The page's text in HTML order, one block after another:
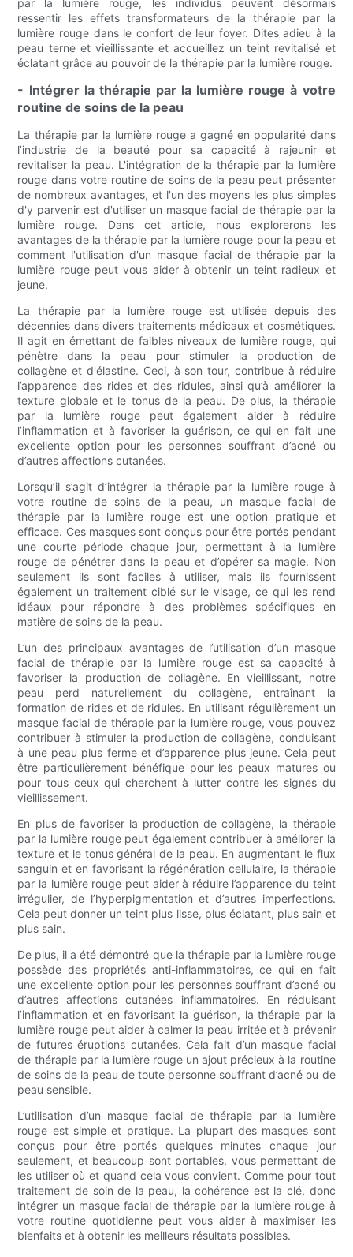
par la lumière rouge, les individus peuvent désormais
ressentir les effets transformateurs de la thérapie par la
lumière rouge dans le confort de leur foyer. Dites adieu à la
peau terne et vieillissante et accueillez un teint revitalisé et
éclatant grâce au pouvoir de la thérapie par la lumière rouge.
- Intégrer la thérapie par la lumière rouge à votre
routine de soins de la peau
La thérapie par la lumière rouge a gagné en popularité dans
l’industrie de la beauté pour sa capacité à rajeunir et
revitaliser la peau. L'intégration de la thérapie par la lumière
rouge dans votre routine de soins de la peau peut présenter
de nombreux avantages, et l'un des moyens les plus simples
d'y parvenir est d'utiliser un masque facial de thérapie par la
lumière rouge. Dans cet article, nous explorerons les
avantages de la thérapie par la lumière rouge pour la peau et
comment l'utilisation d'un masque facial de thérapie par la
lumière rouge peut vous aider à obtenir un teint radieux et
jeune.
La thérapie par la lumière rouge est utilisée depuis des
décennies dans divers traitements médicaux et cosmétiques.
Il agit en émettant de faibles niveaux de lumière rouge, qui
pénètre dans la peau pour stimuler la production de
collagène et d'élastine. Ceci, à son tour, contribue à réduire
l’apparence des rides et des ridules, ainsi qu’à améliorer la
texture globale et le tonus de la peau. De plus, la thérapie
par la lumière rouge peut également aider à réduire
l’inflammation et à favoriser la guérison, ce qui en fait une
excellente option pour les personnes souffrant d’acné ou
d’autres affections cutanées.
Lorsqu’il s’agit d’intégrer la thérapie par la lumière rouge à
votre routine de soins de la peau, un masque facial de
thérapie par la lumière rouge est une option pratique et
efficace. Ces masques sont conçus pour être portés pendant
une courte période chaque jour, permettant à la lumière
rouge de pénétrer dans la peau et d’opérer sa magie. Non
seulement ils sont faciles à utiliser, mais ils fournissent
également un traitement ciblé sur le visage, ce qui les rend
idéaux pour répondre à des problèmes spécifiques en
matière de soins de la peau.
L’un des principaux avantages de l’utilisation d’un masque
facial de thérapie par la lumière rouge est sa capacité à
favoriser la production de collagène. En vieillissant, notre
peau perd naturellement du collagène, entraînant la
formation de rides et de ridules. En utilisant régulièrement un
masque facial de thérapie par la lumière rouge, vous pouvez
contribuer à stimuler la production de collagène, conduisant
à une peau plus ferme et d’apparence plus jeune. Cela peut
être particulièrement bénéfique pour les peaux matures ou
pour tous ceux qui cherchent à lutter contre les signes du
vieillissement.
En plus de favoriser la production de collagène, la thérapie
par la lumière rouge peut également contribuer à améliorer la
texture et le tonus général de la peau. En augmentant le flux
sanguin et en favorisant la régénération cellulaire, la thérapie
par la lumière rouge peut aider à réduire l’apparence du teint
irrégulier, de l’hyperpigmentation et d’autres imperfections.
Cela peut donner un teint plus lisse, plus éclatant, plus sain et
plus sain.
De plus, il a été démontré que la thérapie par la lumière rouge
possède des propriétés anti-inflammatoires, ce qui en fait
une excellente option pour les personnes souffrant d’acné ou
d’autres affections cutanées inflammatoires. En réduisant
l’inflammation et en favorisant la guérison, la thérapie par la
lumière rouge peut aider à calmer la peau irritée et à prévenir
de futures éruptions cutanées. Cela fait d’un masque facial
de thérapie par la lumière rouge un ajout précieux à la routine
de soins de la peau de toute personne souffrant d’acné ou de
peau sensible.
L’utilisation d’un masque facial de thérapie par la lumière
rouge est simple et pratique. La plupart des masques sont
conçus pour être portés quelques minutes chaque jour
seulement, et beaucoup sont portables, vous permettant de
les utiliser où et quand cela vous convient. Comme pour tout
traitement de soin de la peau, la cohérence est la clé, donc
intégrer un masque facial de thérapie par la lumière rouge à
votre routine quotidienne peut vous aider à maximiser les
bienfaits et à obtenir les meilleurs résultats possibles.